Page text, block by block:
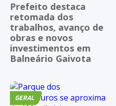
Prefeito destaca
retomada dos
trabalhos, avanço de
obras e novos
investimentos em
Balneário Gaivota
GERAL